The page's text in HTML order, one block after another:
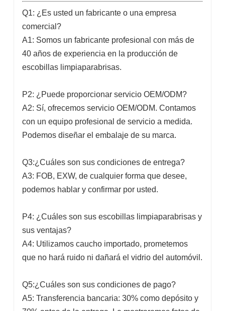
Q1: ¿Es usted un fabricante o una empresa
comercial?
A1: Somos un fabricante profesional con más de
40 años de experiencia en la producción de
escobillas limpiaparabrisas.
P2: ¿Puede proporcionar servicio OEM/ODM?
A2: Sí, ofrecemos servicio OEM/ODM. Contamos
con un equipo profesional de servicio a medida.
Podemos diseñar el embalaje de su marca.
Q3:¿Cuáles son sus condiciones de entrega?
A3: FOB, EXW, de cualquier forma que desee,
podemos hablar y confirmar por usted.
P4: ¿Cuáles son sus escobillas limpiaparabrisas y
sus ventajas?
A4: Utilizamos caucho importado, prometemos
que no hará ruido ni dañará el vidrio del automóvil.
Q5:¿Cuáles son sus condiciones de pago?
A5: Transferencia bancaria: 30% como depósito y